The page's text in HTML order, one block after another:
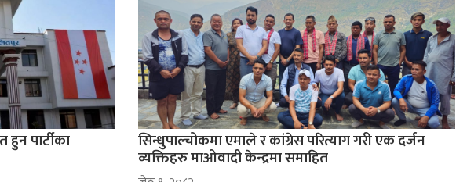
हुन पार्टीका सिन्धुपाल्चोकमा एमाले र कांग्रेस परित्याग गरी एक दर्जन
व्यक्तिहरु माओवादी केन्द्रमा समाहित